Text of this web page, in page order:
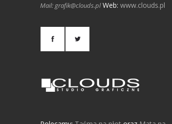
Mail: grafik@clouds.plWeb: www.clouds.pl